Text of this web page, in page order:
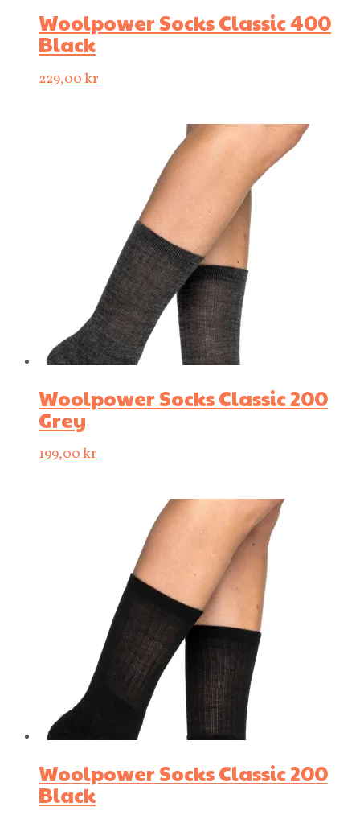
Woolpower Socks Classic 400
Black
229,00kr
Woolpower Socks Classic 200
Grey
199,00kr
Woolpower Socks Classic 200
Black